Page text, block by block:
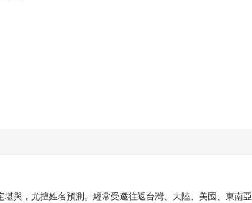
與，尤擅姓名預測。經常受邀往返台灣、大陸、美國、東南